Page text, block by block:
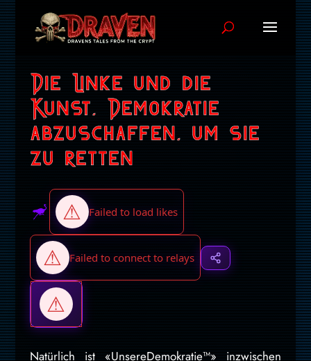
Die Linke und die
Kunst, Demokratie
abzuschaffen, um sie
zu retten
Natürlich ist «UnsereDemokratie™» inzwischen